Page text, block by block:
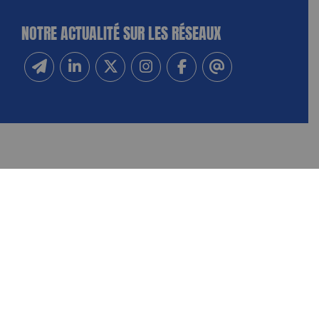
NOTRE ACTUALITÉ SUR LES RÉSEAUX